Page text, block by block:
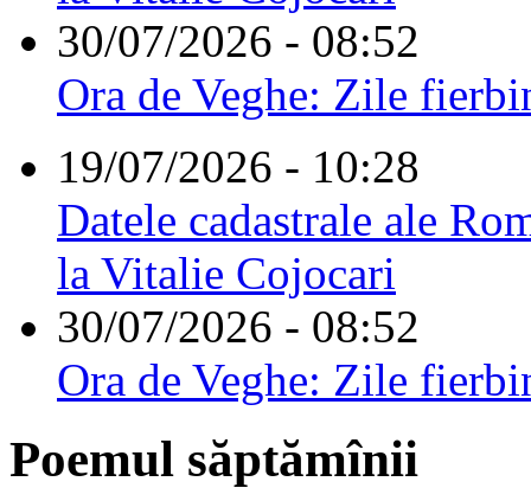
30/07/2026 - 08:52
Ora de Veghe: Zile
19/07/2026 - 10:28
Datele cadastrale ale
la Vitalie Cojocari
30/07/2026 - 08:52
Ora de Veghe: Zile
Poemul săptămînii